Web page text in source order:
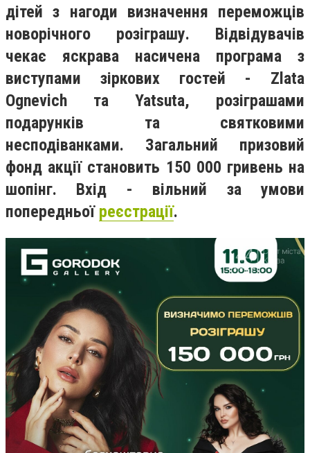
дітей з нагоди визначення переможців
новорічного розіграшу. Відвідувачів
чекає яскрава насичена програма з
виступами зіркових гостей - Zlata
Ognevich та Yatsuta, розіграшами
подарунків та святковими
несподіванками. Загальний призовий
фонд акції становить 150 000 гривень на
шопінг. Вхід - вільний за умови
попередньої реєстрації.